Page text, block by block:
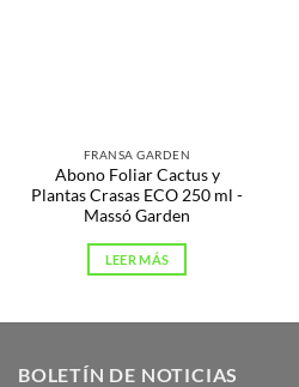
FRANSA GARDEN
Abono Foliar Cactus y
Plantas Crasas ECO 250 ml -
Massó Garden
LEER MÁS
BOLETÍN DE NOTICIAS